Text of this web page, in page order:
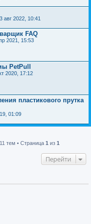
авг 2022, 10:41
FAQ
2021, 15:53
PetPull
2020, 17:12
пластикового прутка
01:09
тем • Страница 1 из 1
Перейти